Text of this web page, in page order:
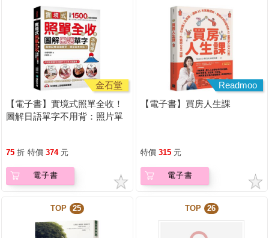
金石堂
【電子書】實境式照單全收！
圖解日語單字不用背：照片單
物成為你的日文老師！
75 折 特價 374 元
電子書
Readmoo
【電子書】買房人生課
特價 315 元
電子書
TOP 25 TOP 26